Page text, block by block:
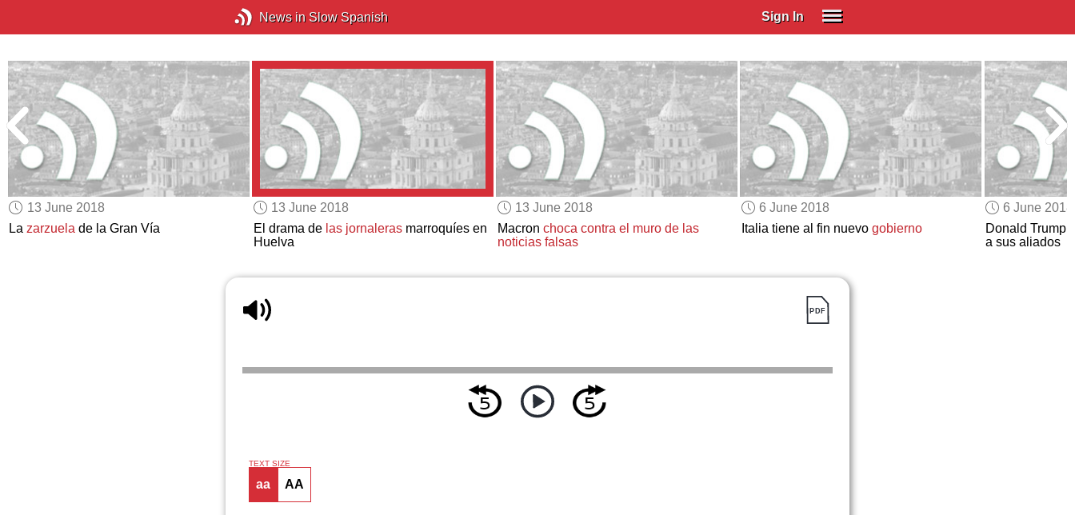
News in Slow Spanish Sign In
Spanish (Spain)
Spanish (Latino)
SUBSCRIBE
EDUCATIONAL LICENSES
GIFT CARDS
OTHER LANGUAGES
13 June 2018
Lazarzuela de la Gran Vía
13 June 2018
El drama de las jornalerasmarroquíes en
Huelva
13 June 2018
Macron choca contra el muro de las
noticias falsas
6 June 2018
Italia tiene al fin nuevo gobierno
6 June 2018
Donald Trump
a sus aliados
TEXT SIZE
aa AA